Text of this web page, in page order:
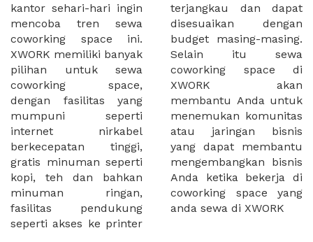
kantor sehari-hari ingin
mencoba tren sewa
coworking space ini.
XWORK memiliki banyak
pilihan untuk sewa
coworking space,
dengan fasilitas yang
mumpuni seperti
internet nirkabel
berkecepatan tinggi,
gratis minuman seperti
kopi, teh dan bahkan
minuman ringan,
fasilitas pendukung
seperti akses ke printer
terjangkau dan dapat
disesuaikan dengan
budget masing-masing.
Selain itu sewa
coworking space di
XWORK akan
membantu Anda untuk
menemukan komunitas
atau jaringan bisnis
yang dapat membantu
mengembangkan bisnis
Anda ketika bekerja di
coworking space yang
anda sewa di XWORK